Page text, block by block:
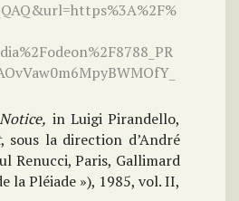
Notice, in Luigi Pirandello,
, sous la direction d’André
Renucci, Paris, Gallimard
la Pléiade »), 1985, vol. II,